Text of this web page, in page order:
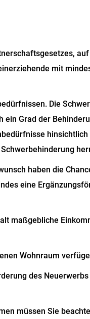
mit
Die
ein Grad der
hinsichtlich
haben die
eine
maßgebliche
Wohnraum
des
müssen Sie